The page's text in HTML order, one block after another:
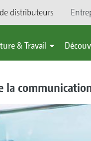
de distributeurs
& Travail
la